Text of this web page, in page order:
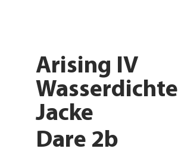
Arising IV
Wasserdichte
Jacke
Dare 2b